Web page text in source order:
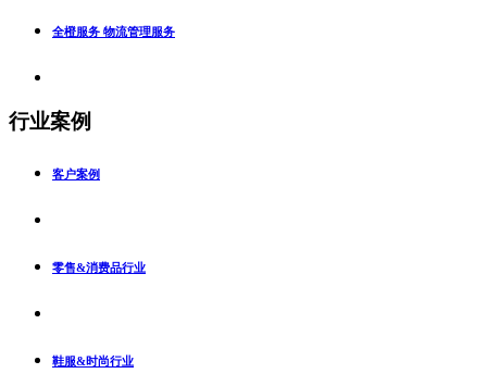
全橙服务 物流管理服务
行业案例
客户案例
零售&消费品行业
鞋服&时尚行业